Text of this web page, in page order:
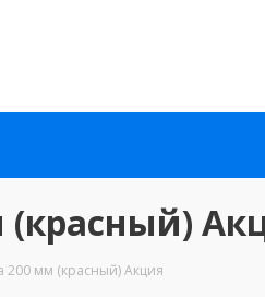
(красный)
200 мм (красный) Акция